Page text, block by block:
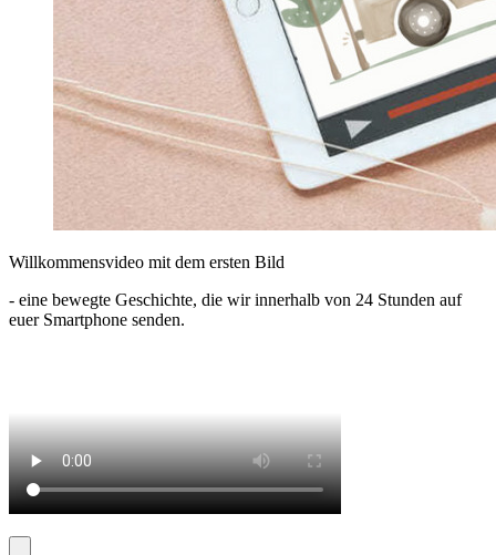
Willkommensvideo mit dem ersten Bild
- eine bewegte Geschichte, die wir innerhalb von 24 Stunden auf
euer Smartphone senden.